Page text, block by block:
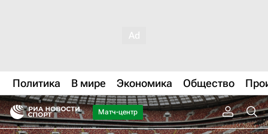
Политика В мире Экономика Общество
Матч-центр